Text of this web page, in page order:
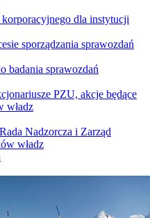
korporacyjnego dla instytucji
sporządzania sprawozdań
badania sprawozdań
PZU, akcje będące
władz
Nadzorcza i Zarząd
władz